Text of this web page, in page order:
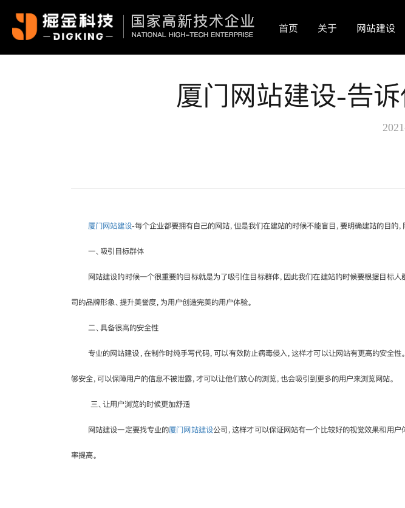
首页 关于 网站建设
厦门网站建设-告
厦门网站建设-每个企业都要拥有自己的网站，但是我们在建站的时候不能盲目，要明确建站的目的
一、吸引目标群体
网站建设的时候一个很重要的目标就是为了吸引住目标群体，因此我们在建站的时候要根据目标
司的品牌形象、提升美誉度，为用户创造完美的用户体验。
二、具备很高的安全性
专业的网站建设，在制作时纯手写代码，可以有效防止病毒侵入，这样才可以让网站有更高的安全
够安全，可以保障用户的信息不被泄露，才可以让他们放心的浏览，也会吸引到更多的用户来浏览网站。
三、让用户浏览的时候更加舒适
网站建设一定要找专业的厦门网站建设公司，这样才可以保证网站有一个比较好的视觉效果和用
率提高。